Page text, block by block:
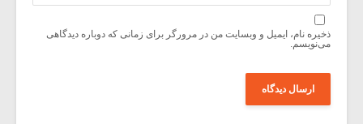
ذخیره نام، ایمیل و وبسایت من در مرورگر برای زمانی که دوباره دیدگاهی
می‌نویسم.